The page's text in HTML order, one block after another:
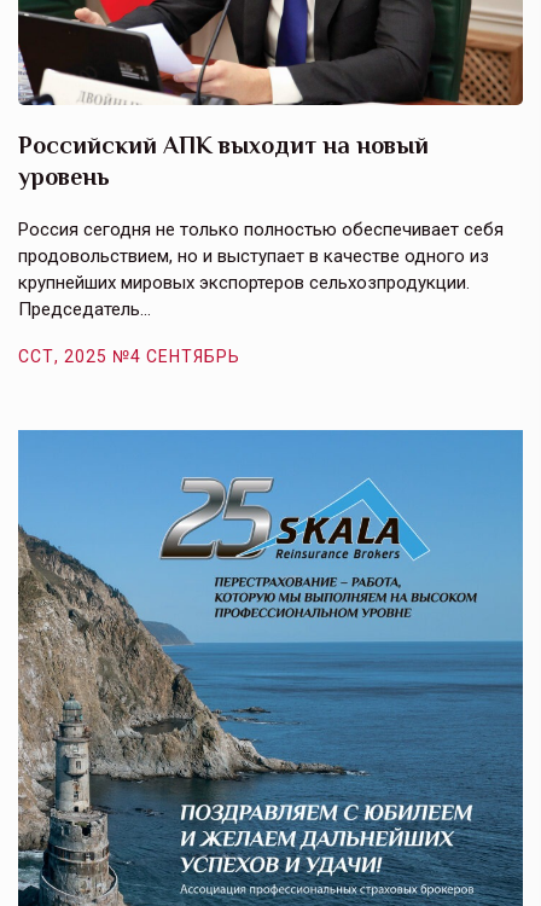
Российский АПК выходит на новый
уровень
Россия сегодня не только полностью обеспечивает себя
продовольствием, но и выступает в качестве одного из
крупнейших мировых экспортеров сельхозпродукции.
Председатель…
ССТ, 2025 №4 СЕНТЯБРЬ